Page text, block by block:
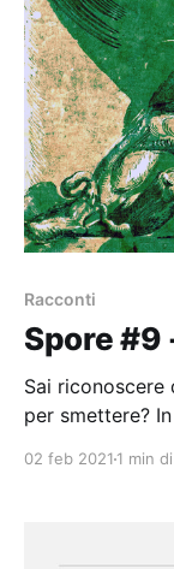
Racconti
Spore #9
Sai
per smettere?
02 feb 2021 1 min